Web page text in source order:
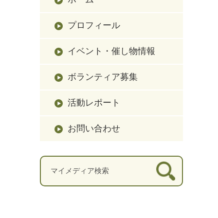
プロフィール
イベント・催し物情報
ボランティア募集
活動レポート
お問い合わせ